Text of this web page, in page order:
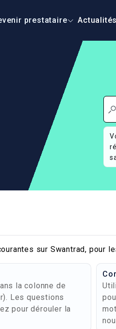
prestataire Actualités
sur Swantrad, pour
la colonne de
Les questions
pour dérouler la